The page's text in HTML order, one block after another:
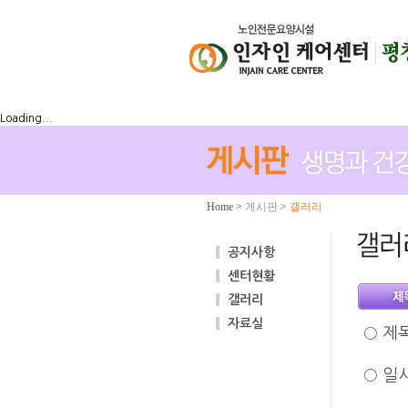
Loading...
Home > 게시판 > 갤러리
공지사항
센터현황
갤러리
자료실
○ 제
○ 일